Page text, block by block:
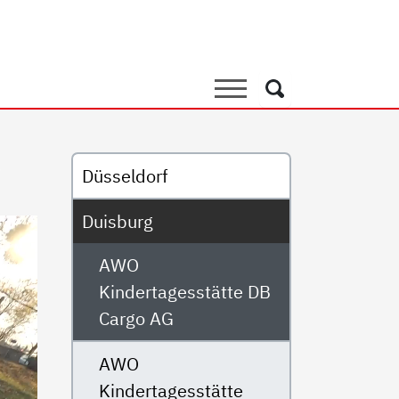
Suche
Suche
Untermenü
Düsseldorf
Duisburg
AWO
Kindertagesstätte DB
Cargo AG
AWO
Kindertagesstätte